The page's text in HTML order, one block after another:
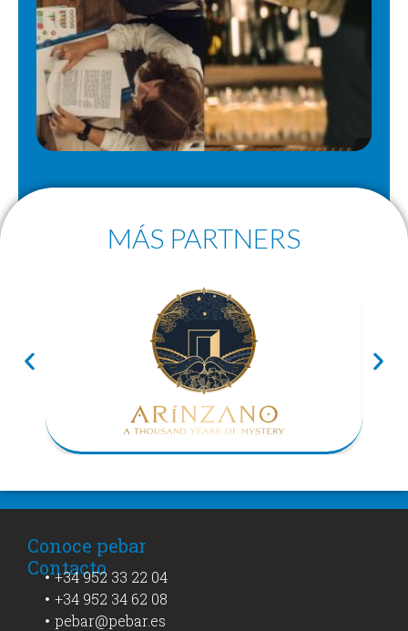
MÁS PARTNERS
Conoce pebar
Contacto
+34 952 33 22 04
+34 952 34 62 08
pebar@pebar.es